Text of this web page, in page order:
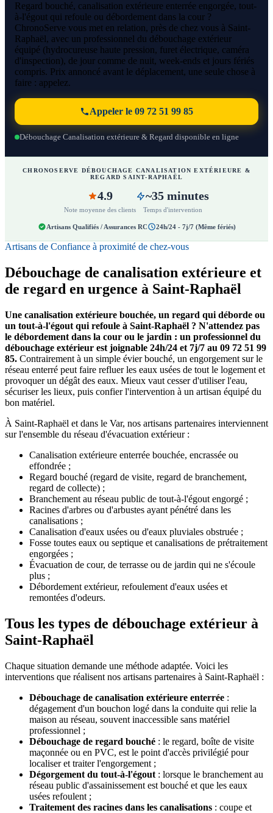
Regard bouché, canalisation extérieure enterrée engorgée, tout-
à-l'égout qui refoule ou débordement dans la cour ?
ChronoServe vous met en relation, près de chez vous à Saint-
Raphaël, avec un professionnel du débouchage extérieur
équipé (hydrocureuse haute pression, furet électrique, caméra
d'inspection), de jour comme de nuit, week-ends et jours fériés
compris. Prix annoncé avant le déplacement, une seule chose à
faire : appelez.
Appeler le 09 72 51 99 85
Débouchage Canalisation extérieure & Regard disponible en ligne
CHRONOSERVE DÉBOUCHAGE CANALISATION EXTÉRIEURE &
REGARD SAINT-RAPHAËL
4.9
Note moyenne des clients
~35 minutes
Temps d'intervention
Artisans Qualifiés / Assurances RC 24h/24 - 7j/7 (Même fériés)
Artisans de Confiance à proximité de chez-vous
Débouchage de canalisation extérieure et
de regard en urgence à Saint-Raphaël
Une canalisation extérieure bouchée, un regard qui déborde ou
un tout-à-l'égout qui refoule à Saint-Raphaël ? N'attendez pas
le débordement dans la cour ou le jardin : un professionnel du
débouchage extérieur est joignable 24h/24 et 7j/7 au 09 72 51 99
85. Contrairement à un simple évier bouché, un engorgement sur le
réseau enterré peut faire refluer les eaux usées de tout le logement et
provoquer un dégât des eaux. Mieux vaut cesser d'utiliser l'eau,
sécuriser les lieux, puis confier l'intervention à un artisan équipé du
bon matériel.
À Saint-Raphaël et dans le Var, nos artisans partenaires interviennent
sur l'ensemble du réseau d'évacuation extérieur :
Canalisation extérieure enterrée bouchée, encrassée ou
effondrée ;
Regard bouché (regard de visite, regard de branchement,
regard de collecte) ;
Branchement au réseau public de tout-à-l'égout engorgé ;
Racines d'arbres ou d'arbustes ayant pénétré dans les
canalisations ;
Canalisation d'eaux usées ou d'eaux pluviales obstruée ;
Fosse toutes eaux ou septique et canalisations de prétraitement
engorgées ;
Évacuation de cour, de terrasse ou de jardin qui ne s'écoule
plus ;
Débordement extérieur, refoulement d'eaux usées et
remontées d'odeurs.
Tous les types de débouchage extérieur à
Saint-Raphaël
Chaque situation demande une méthode adaptée. Voici les
interventions que réalisent nos artisans partenaires à Saint-Raphaël :
Débouchage de canalisation extérieure enterrée :
dégagement d'un bouchon logé dans la conduite qui relie la
maison au réseau, souvent inaccessible sans matériel
professionnel ;
Débouchage de regard bouché : le regard, boîte de visite
maçonnée ou en PVC, est le point d'accès privilégié pour
localiser et traiter l'engorgement ;
Dégorgement du tout-à-l'égout : lorsque le branchement au
réseau public d'assainissement est bouché et que les eaux
usées refoulent ;
Traitement des racines dans les canalisations : coupe et